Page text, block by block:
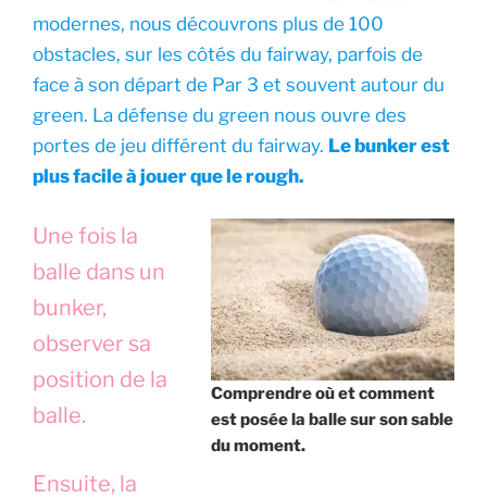
modernes, nous découvrons plus de 100
obstacles, sur les côtés du fairway, parfois de
face à son départ de Par 3 et souvent autour du
green. La défense du green nous ouvre des
portes de jeu différent du fairway. Le bunker est
plus facile à jouer que le rough.
Comprendre où et comment
est posée la balle sur son sable
du moment.
Une fois la
balle dans un
bunker,
observer sa
position de la
balle.
Ensuite, la